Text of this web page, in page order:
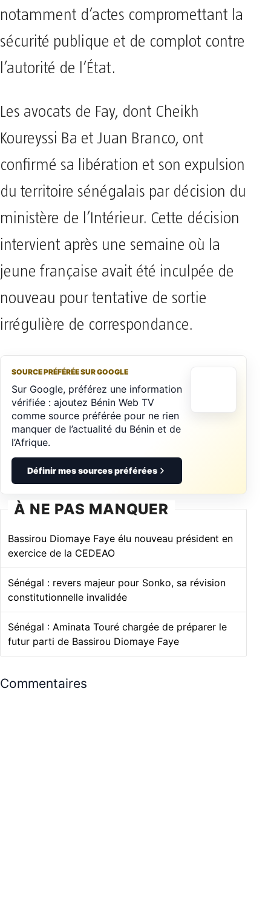
notamment d’actes compromettant la
sécurité publique et de complot contre
l’autorité de l’État.
Les avocats de Fay, dont Cheikh
Koureyssi Ba et Juan Branco, ont
confirmé sa libération et son expulsion
du territoire sénégalais par décision du
ministère de l’Intérieur. Cette décision
intervient après une semaine où la
jeune française avait été inculpée de
nouveau pour tentative de sortie
irrégulière de correspondance.
SOURCE PRÉFÉRÉE SUR GOOGLE
Sur Google, préférez une information
vérifiée : ajoutez Bénin Web TV
comme source préférée pour ne rien
manquer de l’actualité du Bénin et de
l’Afrique.
Définir mes sources préférées
À NE PAS MANQUER
Bassirou Diomaye Faye élu nouveau président en
exercice de la CEDEAO
Sénégal : revers majeur pour Sonko, sa révision
constitutionnelle invalidée
Sénégal : Aminata Touré chargée de préparer le
futur parti de Bassirou Diomaye Faye
Commentaires